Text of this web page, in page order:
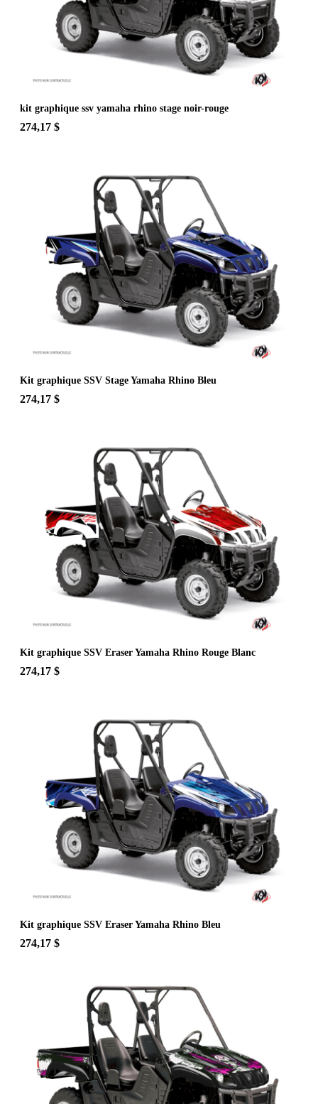
kit graphique ssv yamaha rhino stage noir-rouge
274,17 $
Kit graphique SSV Stage Yamaha Rhino Bleu
274,17 $
Kit graphique SSV Eraser Yamaha Rhino Rouge Blanc
274,17 $
Kit graphique SSV Eraser Yamaha Rhino Bleu
274,17 $